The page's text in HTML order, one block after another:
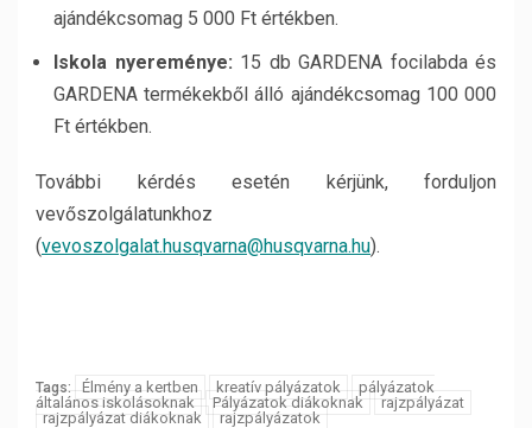
ajándékcsomag 5 000 Ft értékben.
Iskola nyereménye: 15 db GARDENA focilabda és
GARDENA termékekből álló ajándékcsomag 100 000
Ft értékben.
További kérdés esetén kérjünk, forduljon
vevőszolgálatunkhoz
(vevoszolgalat.husqvarna@husqvarna.hu).
Tags: Élmény a kertben kreatív pályázatok
pályázatok
általános iskolásoknak
Pályázatok diákoknak
rajzpályázat
rajzpályázat diákoknak
rajzpályázatok